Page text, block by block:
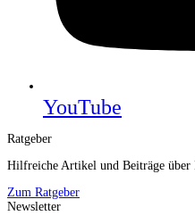
YouTube
Ratgeber
Hilfreiche Artikel und Beiträge über
Zum Ratgeber
Newsletter